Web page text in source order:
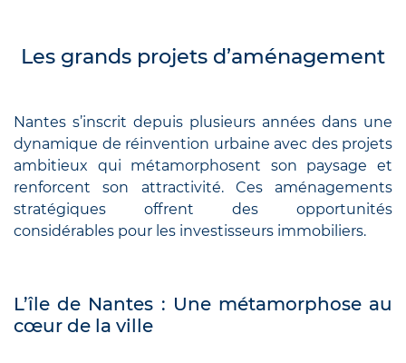
Les grands projets d’aménagement
Nantes s’inscrit depuis plusieurs années dans une
dynamique de réinvention urbaine avec des projets
ambitieux qui métamorphosent son paysage et
renforcent son attractivité. Ces aménagements
stratégiques offrent des opportunités
considérables pour les investisseurs immobiliers.
L’île de Nantes : Une métamorphose au
cœur de la ville